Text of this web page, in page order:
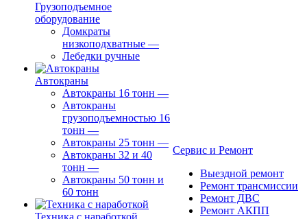
Грузоподъемное
оборудование
Домкраты
низкоподхватные —
Лебедки ручные
Автокраны
Автокраны 16 тонн —
Автокраны
грузоподъемностью 16
тонн —
Автокраны 25 тонн —
Автокраны 32 и 40
тонн —
Автокраны 50 тонн и
60 тонн
Техника с наработкой
Сервис и Ремонт
Выездной ремонт
Ремонт трансмиссии
Ремонт ДВС
Ремонт АКПП